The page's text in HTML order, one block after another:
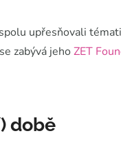
upřesňovali
zabývá jehoZET
době